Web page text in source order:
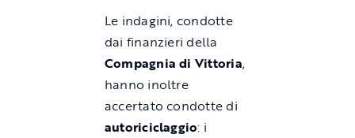
Le indagini, condotte
dai finanzieri della
Compagnia di Vittoria,
hanno inoltre
accertato condotte di
autoriciclaggio: i